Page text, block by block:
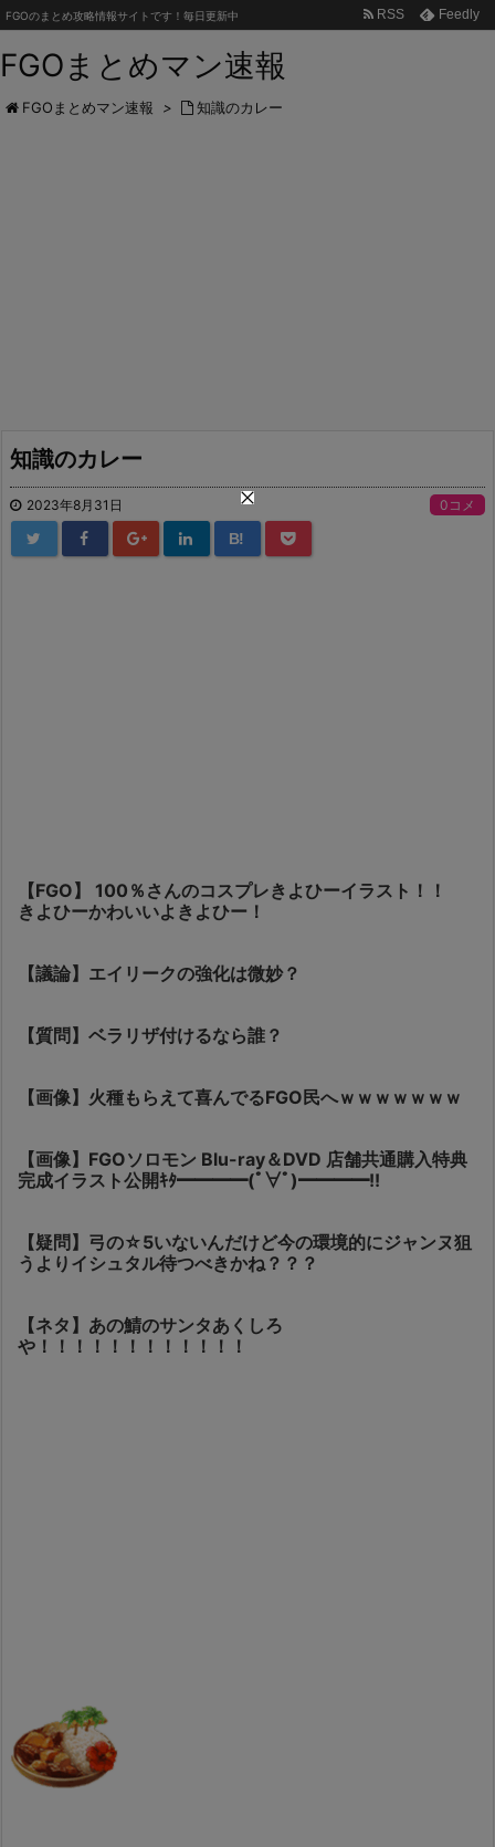
FGOまとめマン速報
FGOのまとめ攻略情報サイトです！毎日更新中 RSS Feedly
FGOまとめマン速報 > 知識のカレー
知識のカレー
2023年8月31日 0コメ
B!
【FGO】 100％さんのコスプレきよひーイラスト！！
きよひーかわいいよきよひー！
【議論】エイリークの強化は微妙？
【質問】ベラリザ付けるなら誰？
【画像】火種もらえて喜んでるFGO民へｗｗｗｗｗｗｗ
【画像】FGOソロモン Blu-ray＆DVD 店舗共通購入特典
完成イラスト公開ｷﾀ━━━━(ﾟ∀ﾟ)━━━━!!
【疑問】弓の☆5いないんだけど今の環境的にジャンヌ狙
うよりイシュタル待つべきかね？？？
【ネタ】あの鯖のサンタあくしろ
や！！！！！！！！！！！！